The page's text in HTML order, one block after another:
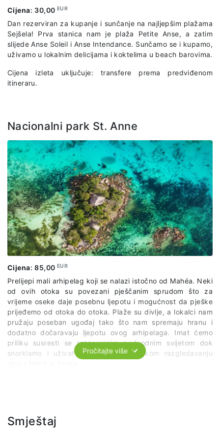
Cijena: 30,00 EUR
Dan rezerviran za kupanje i sunčanje na najljepšim plažama
Sejšela! Prva stanica nam je plaža Petite Anse, a zatim
slijede Anse Soleil i Anse Intendance. Sunčamo se i kupamo,
uživamo u lokalnim delicijama i koktelima u beach barovima.
Cijena izleta uključuje: transfere prema predviđenom
itineraru.
Nacionalni park St. Anne
Cijena:85,00 EUR
Prelijepi mali arhipelag koji se nalazi istočno od Mahéa. Neki
od ovih otoka su povezani pješčanim sprudom što za
vrijeme oseke daje posebnu ljepotu i mogućnost da pješke
prijeđemo od otoka do otoka. Plaže su divlje, a lokalci nam
pružaju poseban ugođaj tako što nam spremaju hranu i
dodatno dočaravaju ljepotu ovog arhipelaga. Imat ćemo
priliku susresti se raznovrsnim podvodnim svijetom dok
snorklamo i uživat ćemo u panoramskom razgledavanju
Pročitajte više
Smještaj